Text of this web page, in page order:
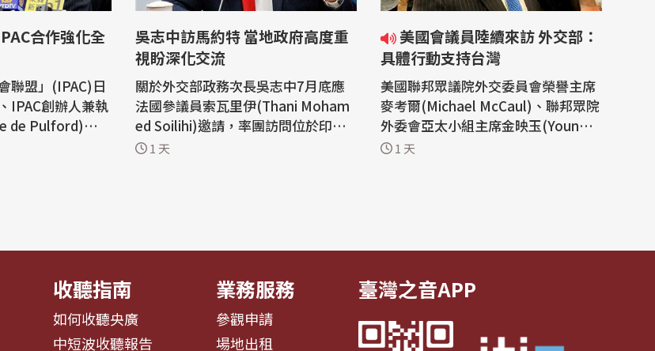
合作強化全
聯盟」(IPAC)日
IPAC創辦人兼執
de Pulford)、IP
里組團來台出席
吳志中訪馬約特 當地政府高度重
視盼深化交流
關於外交部政務次長吳志中7月底應
法國參議員索瓦里伊(Thani Moham
ed Soilihi)邀請，率團訪問位於印度
洋的法國海外省馬約特(Mayotte)相
1 天
美國會議員陸續來訪 外交部：
具體行動支持台灣
美國聯邦眾議院外交委員會榮譽主席
麥考爾(Michael McCaul)、聯邦眾院
外委會亞太小組主席金映玉(Young K
im)等多位跨黨派眾議員在過去這一
1 天
收聽指南
如何收聽央廣
中短波收聽報告
業務服務
參觀申請
場地出租
臺灣之音APP